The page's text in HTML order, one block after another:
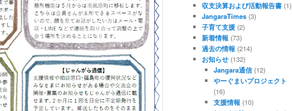
収支決算および活動報告書 (1)
JangaraTimes (3)
子育て支援 (2)
新着情報 (73)
過去の情報 (214)
お知らせ (132)
Jangara通信(12)
やーぐまいプロジェクト
(16)
支援情報 (10)